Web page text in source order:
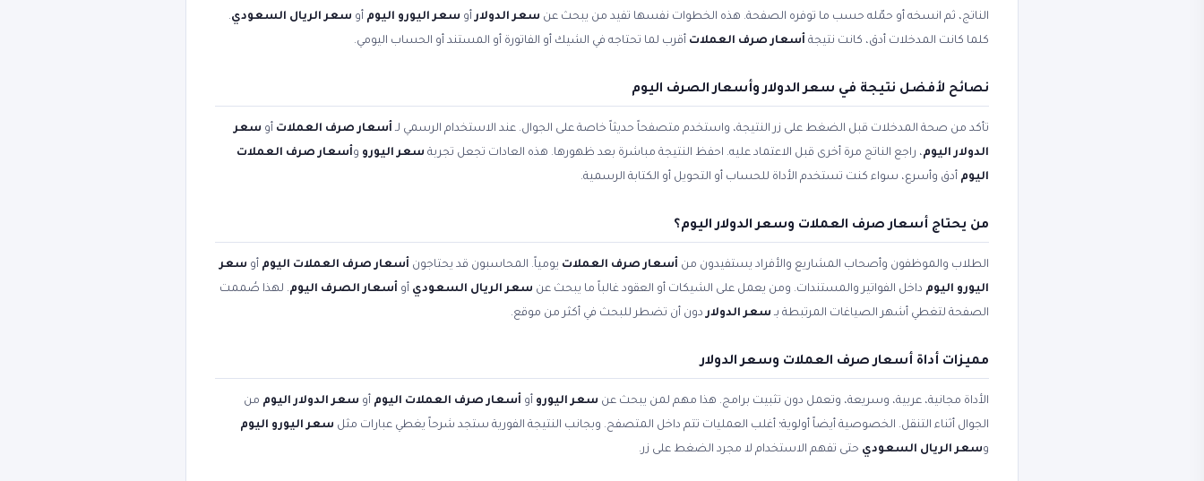
الناتج، ثم انسخه أو حمّله حسب ما توفره الصفحة. هذه الخطوات نفسها تفيد من يبحث عن سعر الدولارأو سعر اليورو اليوم أو سعر الريال السعودي.
كلما كانت المدخلات أدق، كانت نتيجة أسعار صرف العملات أقرب لما تحتاجه في الشيك أو الفاتورة أو المستند أو الحساب اليومي.
نصائح لأفضل نتيجة في سعر الدولار وأسعار الصرف اليوم
تأكد من صحة المدخلات قبل الضغط على زر النتيجة، واستخدم متصفحاً حديثاً خاصة على الجوال. عند الاستخدام الرسمي لـ أسعار صرف العملات أو سعر
الدولار اليوم، راجع الناتج مرة أخرى قبل الاعتماد عليه. احفظ النتيجة مباشرة بعد ظهورها. هذه العادات تجعل تجربة سعر اليورو وأسعار صرف العملات
اليوم أدق وأسرع، سواء كنت تستخدم الأداة للحساب أو التحويل أو الكتابة الرسمية.
من يحتاج أسعار صرف العملات وسعر الدولار اليوم؟
الطلاب والموظفون وأصحاب المشاريع والأفراد يستفيدون من أسعار صرف العملات يومياً. المحاسبون قد يحتاجون أسعار صرف العملات اليوم أو سعر
اليورو اليوم داخل الفواتير والمستندات. ومن يعمل على الشيكات أو العقود غالباً ما يبحث عن سعر الريال السعودي أو أسعار الصرف اليوم. لهذا صُممت
الصفحة لتغطي أشهر الصياغات المرتبطة بـ سعر الدولاردون أن تضطر للبحث في أكثر من موقع.
مميزات أداة أسعار صرف العملات وسعر الدولار
الأداة مجانية، عربية، وسريعة، وتعمل دون تثبيت برامج. هذا مهم لمن يبحث عن سعر اليورو أو أسعار صرف العملات اليوم أو سعر الدولار اليوم من
الجوال أثناء التنقل. الخصوصية أيضاً أولوية؛ أغلب العمليات تتم داخل المتصفح. وبجانب النتيجة الفورية ستجد شرحاً يغطي عبارات مثل سعر اليورو اليوم
وسعر الريال السعودي حتى تفهم الاستخدام لا مجرد الضغط على زر.